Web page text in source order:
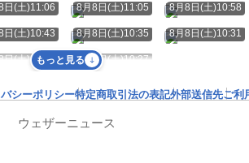
日(土)11:06 8月8日(土)11:05 8月8日(土)10:58
日(土)10:43 8月8日(土)10:35 8月8日(土)10:31
日(土)10:29 8月8日(土)10:27
もっと見る
シーポリシー特定商取引法の表記外部送信先ご利
ウェザーニュース